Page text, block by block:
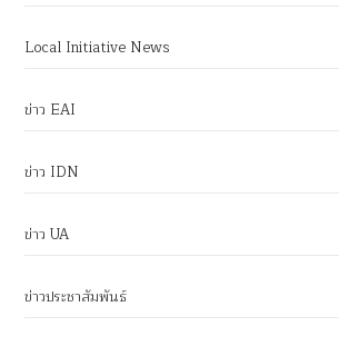
Local Initiative News
ข่าว EAI
ข่าว IDN
ข่าว UA
ข่าวประชาสัมพันธ์